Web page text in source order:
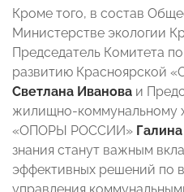
Кроме того, в состав
Министерстве экологии
Председатель Комитета
развитию Красноярской
Светлана Иванова и
жилищно-коммунальному
«ОПОРЫ РОССИИ»
знания станут важным
эффективных решений по